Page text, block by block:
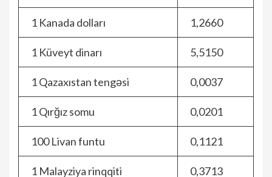
1 Kanada dolları 1,2660
1 Küveyt dinarı 5,5150
1 Qazaxıstan tengəsi 0,0037
1 Qırğız somu 0,0201
100 Livan funtu 0,1121
1 Malayziya rinqqiti 0,3713